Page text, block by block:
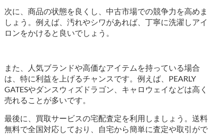
次に、商品の状態を良くし、中古市場での競争力を高めま
しょう。例えば、汚れやシワがあれば、丁寧に洗濯しアイ
ロンをかけると良いでしょう。
また、人気ブランドや高価なアイテムを持っている場合
は、特に利益を上げるチャンスです。例えば、PEARLY
GATESやダンスウィズドラゴン、キャロウェイなどは高く
売れることが多いです。
最後に、買取サービスの宅配査定を利用しましょう。送料
無料で全国対応しており、自宅から簡単に査定や取引がで